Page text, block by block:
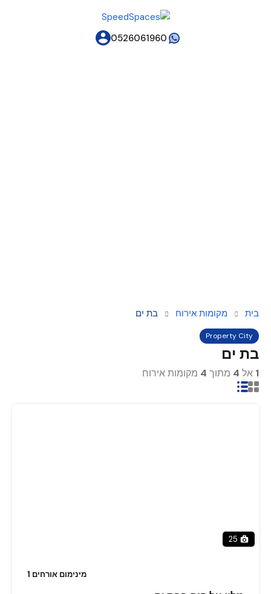
0526061960
בית מקומות אירוח בת ים
Property City
בת ים
1 אל 4 מתוך 4 מקומות אירוח
25
מינימום אורחים 1